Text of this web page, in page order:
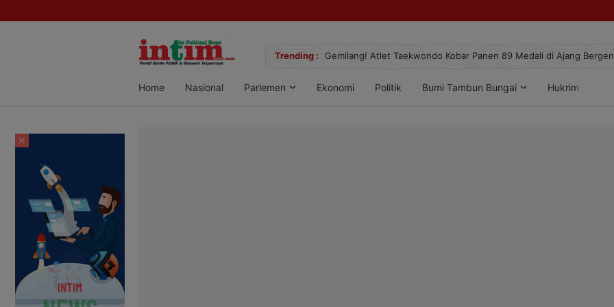
Trending :
Sabu di Pangkalan Bun, Dua Pelaku Diamankan Gemilang! Atlet Taekwondo Kobar Panen 89 Medali di Ajang
Home Nasional Parlemen Ekonomi Politik Bumi Tambun Bungai Hukrim